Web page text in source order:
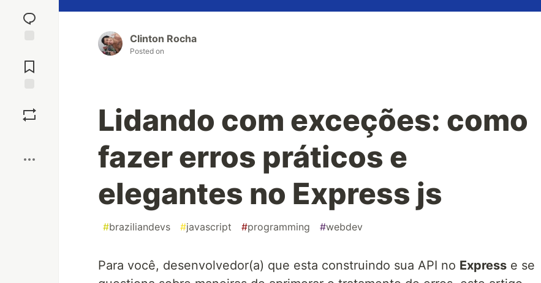
reaction
Comments
Clinton Rocha
Posted on
Lidando com exceções: como
fazer erros práticos e
elegantes no Express js
#braziliandevs #javascript #programming #webdev
Para você, desenvolvedor(a) que esta construindo sua API no Express e se